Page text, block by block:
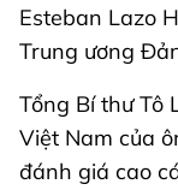
Esteban Lazo
Trung ương
Tổng Bí thư Tô
Việt Nam của
đánh giá cao